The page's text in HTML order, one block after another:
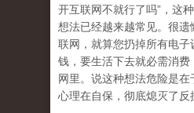
开互联网不就行了吗”，这
想法已经越来越常见。很遗
联网，就算您扔掉所有电
钱，要生活下去就必需消费
网里。说这种想法危险是
心理在自保，彻底熄灭了反